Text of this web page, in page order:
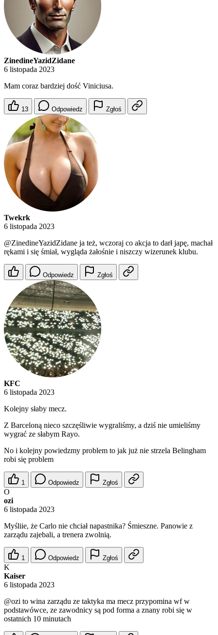
ZinedineYazidZidane
6 listopada 2023
Mam coraz bardziej dość Viniciusa.
13 Odpowiedz Zgłoś
Twekrk
6 listopada 2023
@ZinedineYazidZidane ja też, wczoraj co akcja to darł japę, machał
rękami i się śmiał, wygląda żałośnie i niszczy wizerunek klubu.
Odpowiedz Zgłoś
KFC
6 listopada 2023
Kolejny słaby mecz.
Z Barceloną nieco szczęśliwie wygraliśmy, a dziś nie umieliśmy
wygrać ze słabym Rayo.
No i kolejny powiedzmy problem to jak już nie strzela Belingham
robi się problem
1 Odpowiedz Zgłoś
O
ozi
6 listopada 2023
Myśliie, że Carlo nie chciał napastnika? Śmieszne. Panowie z
zarządu zajebali, a trenera zwolnią.
1 Odpowiedz Zgłoś
K
Kaiser
6 listopada 2023
@ozi to wina zarządu ze taktyka ma mecz przypomina wf w
podstawówce, ze zawodnicy są pod forma a znany robi się w
ostatnich 10 minutach